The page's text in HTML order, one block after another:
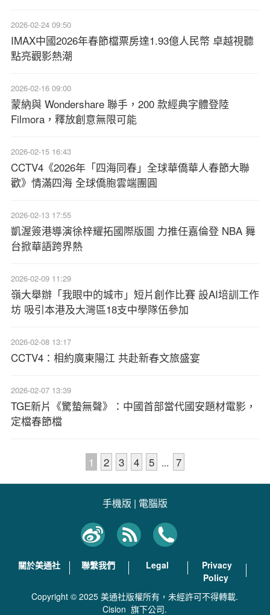
2026-02-24 09:50
IMAX中國2026年春節檔票房達1.93億人民幣 卓越視聽
點亮觀影熱潮
2026-02-16 09:00
蒙納與 Wondershare 聯手，200 款經典字體登陸
Filmora，釋放創意無限可能
2026-02-15 16:43
CCTV4《2026年「四海同春」全球華僑華人春節大聯
歡》情滿四海 全球僑胞雲端團圓
2026-02-13 17:55
凱渥簽港導演徐梓耀拓國際版圖 力推任嘉倫登 NBA 舞
台掀華語跨界熱
2026-02-09 11:29
嶺大舉辦「我眼中的城市」短片創作比賽 設AI培訓工作
坊 吸引本港及大灣區18支中學隊伍參加
2026-02-08 13:17
CCTV4：相約廣東陽江 共赴新春文旅盛宴
2026-02-07 13:39
TGE新片《驚蟄無聲》：中國首部當代國安題材電影，
定檔春節檔
1 2 3 4 5 ... 7
手機版 | 電腦版
關於美通社 聯繫我們 Legal
Privacy
Policy
Copyright © 2025 美通社版權所有，未經許可不得轉載.
Cision 旗下公司.